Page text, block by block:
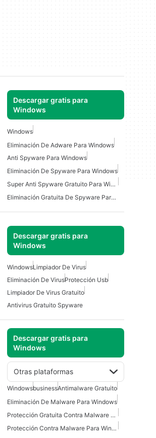
Descargar gratis para
Windows
Windows
Eliminación De Adware Para Windows
Anti Spyware Para Windows
Eliminación De Spyware Para Windows
Super Anti Spyware Gratuito Para Windows
Eliminación Gratuita De Spyware Para Windows
Descargar gratis para
Windows
WindowsLimpiador De Virus
Eliminación De VirusProtección Usb
Limpiador De Virus Gratuito
Antivirus Gratuito Spyware
Descargar gratis para
Windows
Otras plataformas
WindowsbusinessAntimalware Gratuito
Eliminación De Malware Para Windows
Protección Gratuita Contra Malware Para Windows
Protección Contra Malware Para Windows